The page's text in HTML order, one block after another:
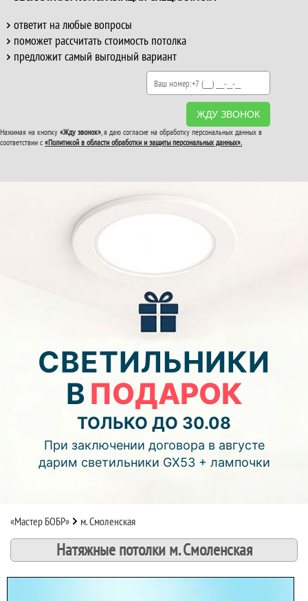
ВТОРОЙ И ТРЕТИЙ
ПОТОЛОК
В ПОДАРОК!
До конца акции:
06 09 25
дней часов мин.
Подробнее об акции >>
Монтаж двухуровнего потолка
с фотопечатью и подсветкой (смотреть видео)
СВЕТИЛЬНИКИ
ВПОДАРОК
ТОЛЬКО ДО 30.08
При заключении договора в августе
дарим светильники GX53 + лампочки
ответит на любые вопросы
поможет рассчитать стоимость потолка
предложит самый выгодный вариант
ЖДУ ЗВОНОК
Нажимая на кнопку «Жду звонок», я даю согласие на обработку персональных данных в
соответствии с «Политикой в области обработки и защиты персональных данных».
«Мастер БОБР» м. Смоленская
Натяжные потолки м. Смоленская